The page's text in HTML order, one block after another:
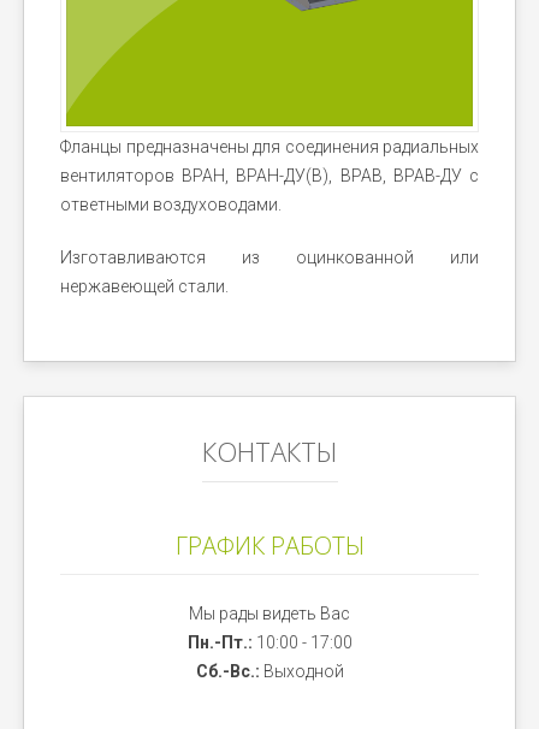
Фланцы предназначены для соединения радиальных
вентиляторов ВРАН, ВРАН-ДУ(В), ВРАВ, ВРАВ-ДУ с
ответными воздуховодами.
Изготавливаются из оцинкованной или
нержавеющей стали.
КОНТАКТЫ
ГРАФИК РАБОТЫ
Мы рады видеть Вас
Пн.-Пт.: 10:00 - 17:00
Сб.-Вс.: Выходной